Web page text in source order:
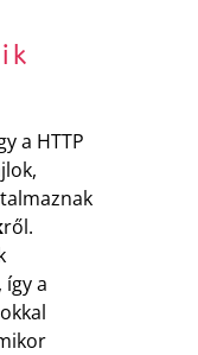
a HTTP
ről.
a